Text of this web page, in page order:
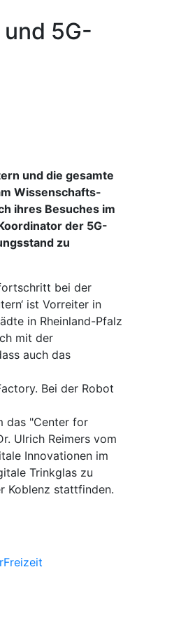
5G-
und die gesamte
Wissenschafts-
ihres Besuches im
der 5G-
zu
bei der
ist Vorreiter in
in Rheinland-Pfalz
mit der
auch das
Bei der Robot
das "Center for
Ulrich Reimers vom
Innovationen im
Trinkglas zu
Koblenz stattfinden.
Freizeit